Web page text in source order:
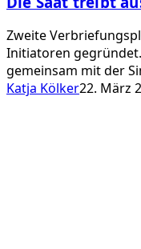
trägt
erste
Früchte
Zweite
Initiatoren
gemeinsam mit der
Katja Kölker22. März